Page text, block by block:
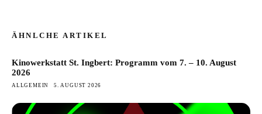
ÄHNLCHE ARTIKEL
Kinowerkstatt St. Ingbert: Programm vom 7. – 10. August
2026
ALLGEMEIN 5. AUGUST 2026